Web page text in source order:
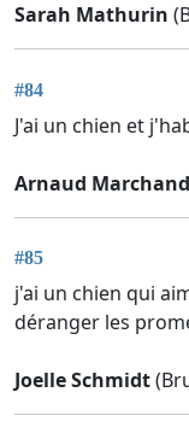
Sarah Mathurin
#84
J'ai un chien et
Arnaud Marchand
#85
j'ai un chien qui
déranger les
Joelle Schmidt